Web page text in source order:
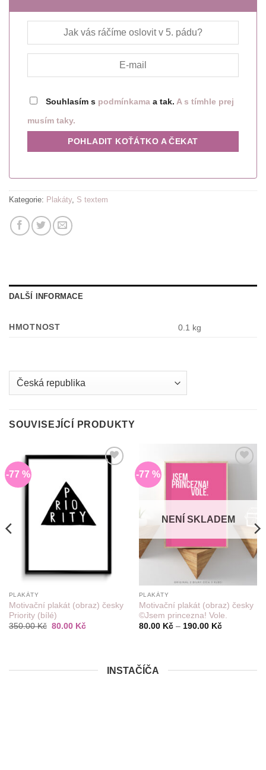
Souhlasím s podmínkama a tak. A s tímhle prej
musím taky.
Kategorie: Plakáty, S textem
DALŠÍ INFORMACE
HMOTNOST 0.1 kg
Country
SOUVISEJÍCÍ PRODUKTY
-77 %
PLAKÁTY
Motivační plakát (obraz) česky
Priority (bílé)
350.00Kč Původní
80.00 KčAktuální
-77 %
NENÍ SKLADEM
PLAKÁTY
Motivační plakát (obraz) česky
©Jsem princezna! Vole.
80.00 Kč – 190.00 KčRozpětí
INSTAČÍČA